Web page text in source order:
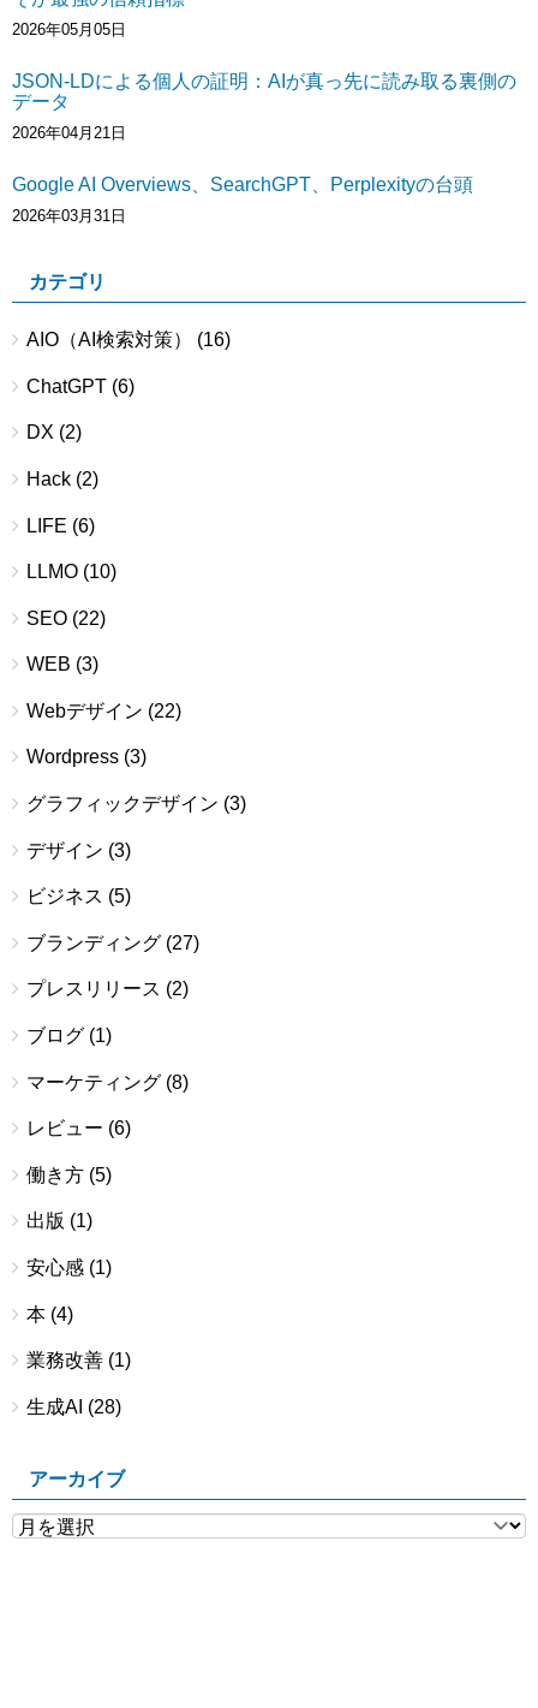
2026年05月05日
JSON-LDによる個人の証明：AIが真っ先に読み取る裏側の
データ
2026年04月21日
Google AI Overviews、SearchGPT、Perplexityの台頭
2026年03月31日
カテゴリ
AIO（AI検索対策） (16)
ChatGPT (6)
DX (2)
Hack (2)
LIFE (6)
LLMO (10)
SEO (22)
WEB (3)
Webデザイン (22)
Wordpress (3)
グラフィックデザイン (3)
デザイン (3)
ビジネス (5)
ブランディング (27)
プレスリリース (2)
ブログ (1)
マーケティング (8)
レビュー (6)
働き方 (5)
出版 (1)
安心感 (1)
本 (4)
業務改善 (1)
生成AI (28)
アーカイブ